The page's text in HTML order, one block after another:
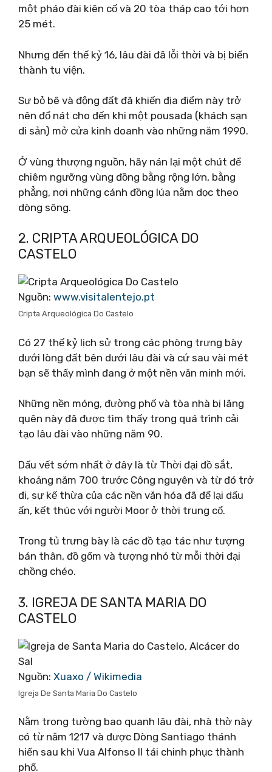
một pháo đài kiên cố và 20 tòa tháp cao tới hơn
25 mét.
Nhưng đến thế kỷ 16, lâu đài đã lỗi thời và bị biến
thành tu viện.
Sự bỏ bê và động đất đã khiến địa điểm này trở
nên đổ nát cho đến khi một pousada (khách sạn
di sản) mở cửa kinh doanh vào những năm 1990.
Ở vùng thượng nguồn, hãy nán lại một chút để
chiêm ngưỡng vùng đồng bằng rộng lớn, bằng
phẳng, nơi những cánh đồng lúa nằm dọc theo
dòng sông.
2. CRIPTA ARQUEOLÓGICA DO
CASTELO
Nguồn: www.visitalentejo.pt
Cripta Arqueológica Do Castelo
Có 27 thế kỷ lịch sử trong các phòng trưng bày
dưới lòng đất bên dưới lâu đài và cứ sau vài mét
bạn sẽ thấy mình đang ở một nền văn minh mới.
Những nền móng, đường phố và tòa nhà bị lãng
quên này đã được tìm thấy trong quá trình cải
tạo lâu đài vào những năm 90.
Dấu vết sớm nhất ở đây là từ Thời đại đồ sắt,
khoảng năm 700 trước Công nguyên và từ đó trở
đi, sự kế thừa của các nền văn hóa đã để lại dấu
ấn, kết thúc với người Moor ở thời trung cổ.
Trong tủ trưng bày là các đồ tạo tác như tượng
bán thân, đồ gốm và tượng nhỏ từ mỗi thời đại
chồng chéo.
3. IGREJA DE SANTA MARIA DO
CASTELO
Nguồn: Xuaxo / Wikimedia
Igreja De Santa Maria Do Castelo
Nằm trong tường bao quanh lâu đài, nhà thờ này
có từ năm 1217 và được Dòng Santiago thánh
hiến sau khi Vua Alfonso II tái chinh phục thành
phố.